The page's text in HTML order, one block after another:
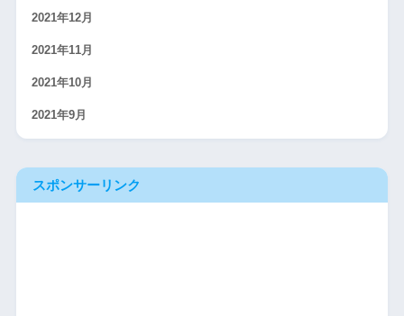
2021年12月
2021年11月
2021年10月
2021年9月
スポンサーリンク